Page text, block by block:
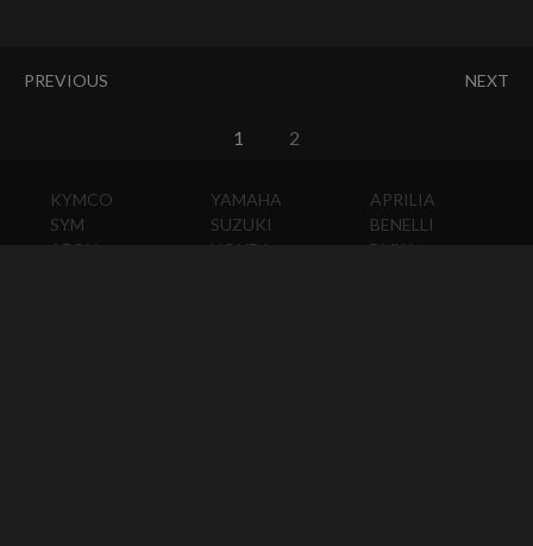
PREVIOUS NEXT
1 2
KYMCO
SYM
AEON
YAMAHA
SUZUKI
HONDA
APRILIA
BENELLI
BMW